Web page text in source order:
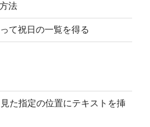
法
て祝日の一覧を得る
た指定の位置にテキストを挿